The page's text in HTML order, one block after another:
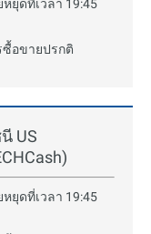
ยุดที่เวลา 19:45
ซื้อขายปรกติ
US
ยุดที่เวลา 19:45